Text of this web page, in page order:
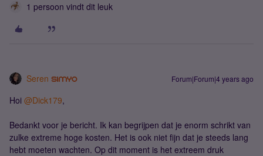
1 persoon vindt dit leuk
Seren Forum|Forum|4 years ago
Hoi @Dick179,
Bedankt voor je bericht. Ik kan begrijpen dat je enorm schrikt van
zulke extreme hoge kosten. Het is ook niet fijn dat je steeds lang
hebt moeten wachten. Op dit moment is het extreem druk